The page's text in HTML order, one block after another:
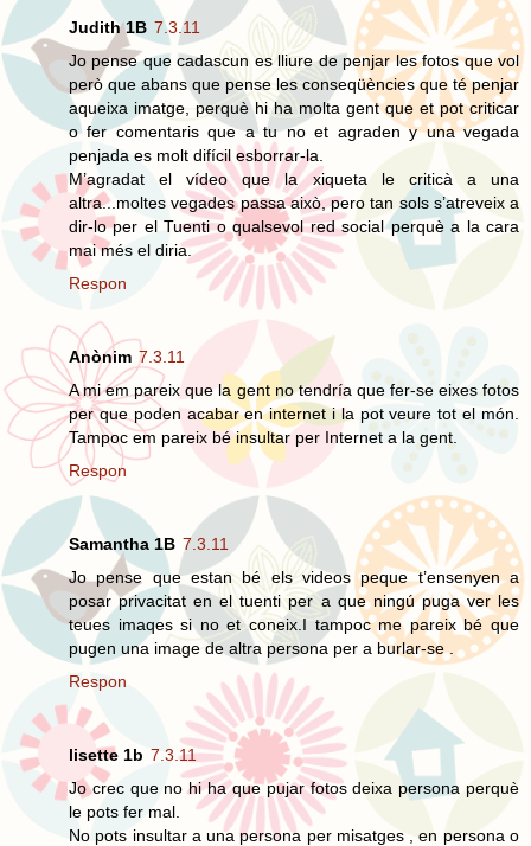
Judith 1B 7.3.11
Jo pense que cadascun es lliure de penjar les fotos que vol
però que abans que pense les conseqüències que té penjar
aqueixa imatge, perquè hi ha molta gent que et pot criticar
o fer comentaris que a tu no et agraden y una vegada
penjada es molt difícil esborrar-la.
M’agradat el vídeo que la xiqueta le criticà a una
altra...moltes vegades passa això, pero tan sols s’atreveix a
dir-lo per el Tuenti o qualsevol red social perquè a la cara
mai més el diria.
Respon
Anònim 7.3.11
A mi em pareix que la gent no tendría que fer-se eixes fotos
per que poden acabar en internet i la pot veure tot el món.
Tampoc em pareix bé insultar per Internet a la gent.
Respon
Samantha 1B 7.3.11
Jo pense que estan bé els videos peque t’ensenyen a
posar privacitat en el tuenti per a que ningú puga ver les
teues imaqes si no et coneix.I tampoc me pareix bé que
pugen una image de altra persona per a burlar-se .
Respon
lisette 1b 7.3.11
Jo crec que no hi ha que pujar fotos deixa persona perquè
le pots fer mal.
No pots insultar a una persona per misatges , en persona o